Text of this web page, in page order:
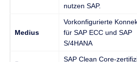
nutzen SAP.
Medius
Vorkonfigurierte
für SAP ECC und SAP
S/4HANA
SAP Clean Core-